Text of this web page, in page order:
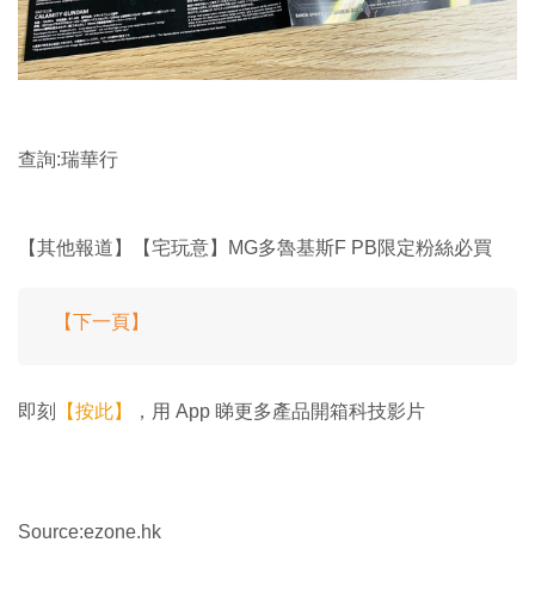
查詢:瑞華行
【其他報道】【宅玩意】MG多魯基斯F PB限定粉絲必買
【下一頁】
即刻 【按此】 ，用 App 睇更多產品開箱科技影片
Source:ezone.hk